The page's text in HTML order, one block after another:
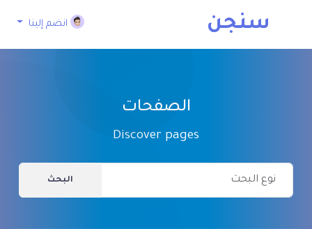
سنجن انضم إلينا
الصفحات
Discover pages
البحث